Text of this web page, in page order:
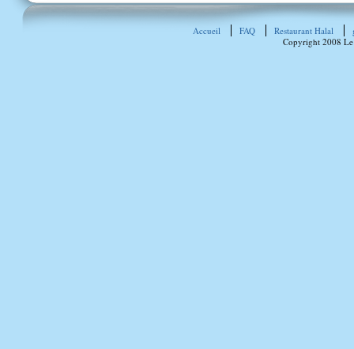
Accueil FAQ Restaurant Halal
Copyright 2008